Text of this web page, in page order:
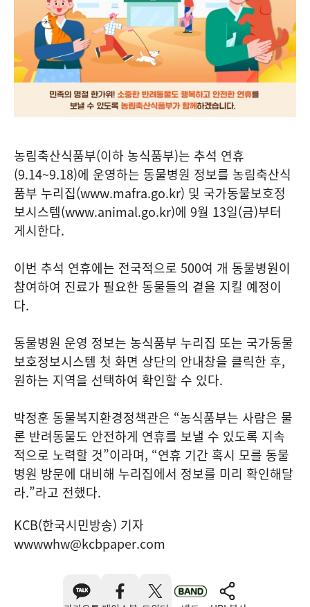
농림축산식품부(이하 농식품부)는 추석 연휴
(9.14~9.18)에 운영하는 동물병원 정보를 농림축산식
품부 누리집(www.mafra.go.kr) 및 국가동물보호정
보시스템(www.animal.go.kr)에 9월 13일(금)부터
게시한다.
이번 추석 연휴에는 전국적으로 500여 개 동물병원이
참여하여 진료가 필요한 동물들의 곁을 지킬 예정이
다.
동물병원 운영 정보는 농식품부 누리집 또는 국가동물
보호정보시스템 첫 화면 상단의 안내창을 클릭한 후,
원하는 지역을 선택하여 확인할 수 있다.
박정훈 동물복지환경정책관은 “농식품부는 사람은 물
론 반려동물도 안전하게 연휴를 보낼 수 있도록 지속
적으로 노력할 것”이라며, “연휴 기간 혹시 모를 동물
병원 방문에 대비해 누리집에서 정보를 미리 확인해달
라.”라고 전했다.
KCB(한국시민방송) 기자
wwwwhw@kcbpaper.com